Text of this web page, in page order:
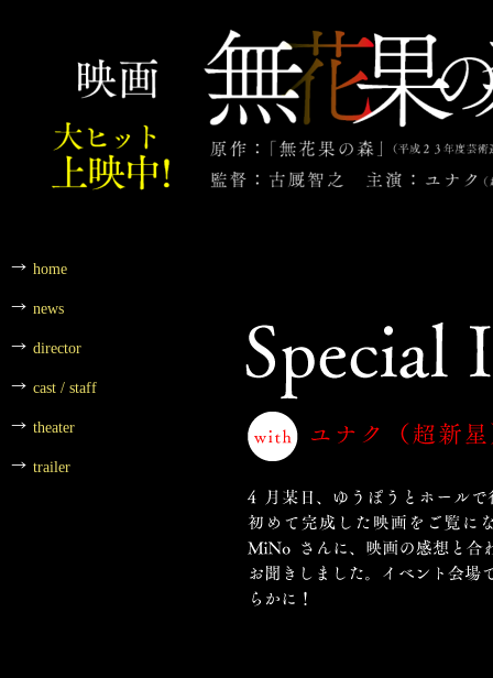
home
news
director
cast / staff
theater
trailer